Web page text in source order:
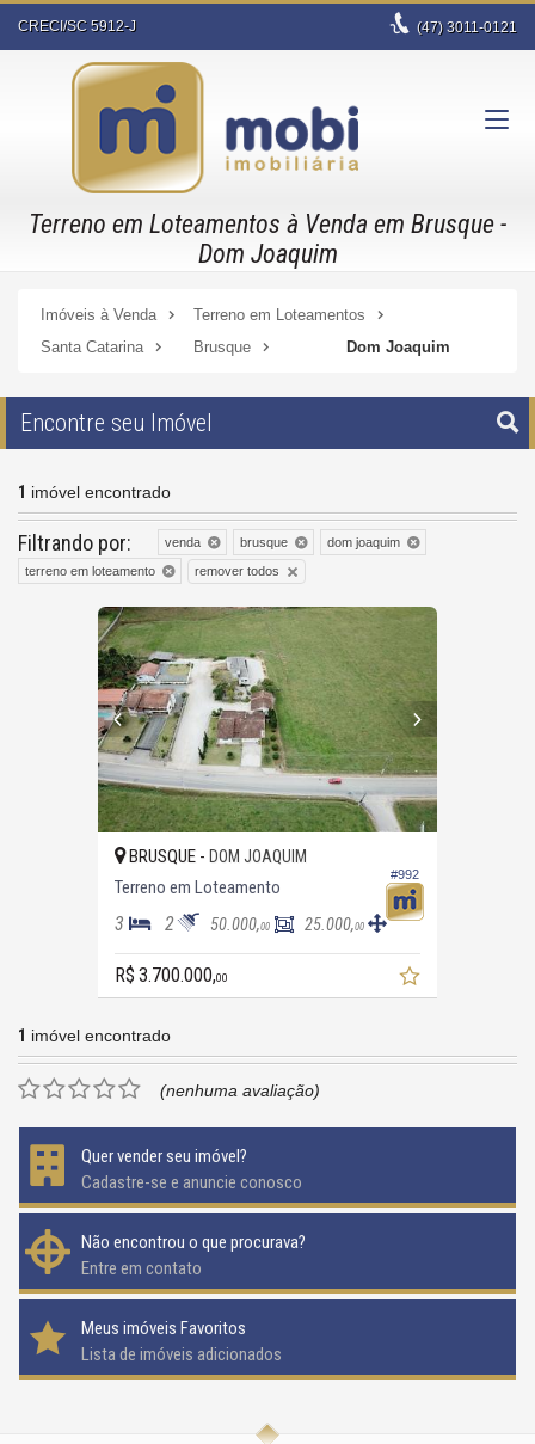
CRECI/SC 5912-J (47)3011-0121
Terreno em Loteamentos à Venda em Brusque -
Dom Joaquim
Imóveis à Venda
Terreno em Loteamentos
Santa Catarina
Brusque Dom Joaquim
Encontre seu Imóvel
1 imóvel encontrado
Filtrando por: venda brusque
dom joaquim
terreno em loteamento
remover todos
#992
BRUSQUE - DOM JOAQUIM
Terreno em Loteamento
3 2 50.000,00 25.000,00
R$ 3.700.000,00
1 imóvel encontrado
(nenhuma avaliação)
Quer vender seu imóvel?
Cadastre-se e anuncie conosco
Não encontrou o que procurava?
Entre em contato
Meus imóveis Favoritos
Lista de imóveis adicionados